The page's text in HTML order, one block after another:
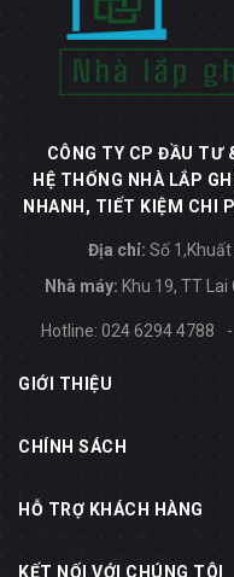
CÔNG TY CP ĐẦU TƯ
HỆ THỐNG NHÀ LẮP
NHANH, TIẾT KIỆM CHI
Địa chỉ: Số
Nhà máy: Khu 19, TT
Hotline: 024 6294 4788 -
GIỚI THIỆU
CHÍNH SÁCH
HỖ TRỢ KHÁCH HÀNG
KẾT NỐI VỚI CHÚNG TÔI